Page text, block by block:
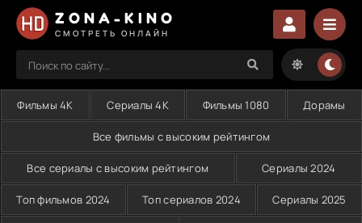
ZONA-KINO
СМОТРЕТЬ ОНЛАЙН
Фильмы 4K Сериалы 4K Фильмы 1080 Дорамы
Все фильмы с высоким рейтингом
Все сериалы с высоким рейтингом Сериалы 2024
Топ фильмов 2024 Топ сериалов 2024 Сериалы 2025